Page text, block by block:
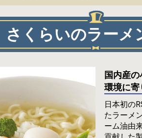
さくらいのラーメ
国内産
環境に寄
日本初の
たラーメ
ーム油由